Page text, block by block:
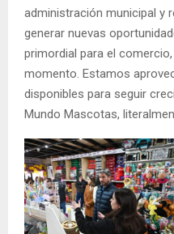
administración municipal y
generar nuevas
primordial para el
momento. Estamos
disponibles para seguir
Mundo Mascotas,